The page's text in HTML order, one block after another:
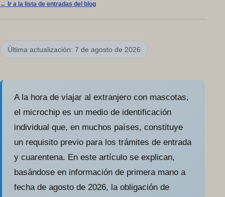
← Ir a la lista de entradas del blog
Última actualización: 7 de agosto de 2026
A la hora de viajar al extranjero con mascotas,
el microchip es un medio de identificación
individual que, en muchos países, constituye
un requisito previo para los trámites de entrada
y cuarentena. En este artículo se explican,
basándose en información de primera mano a
fecha de agosto de 2026, la obligación de